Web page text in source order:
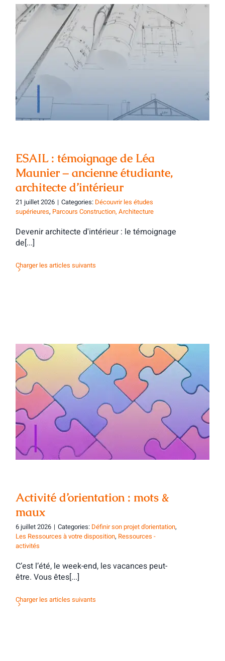
ESAIL : témoignage de Léa Maunier –
ancienne étudiante, architecte
ESAIL : témoignage de Léa
Maunier – ancienne étudiante,
architecte d’intérieur
21 juillet 2026 | Categories: Découvrir les études
supérieures, Parcours Construction, Architecture
Devenir architecte d'intérieur : le témoignage
de[...]
Charger les articles suivants
Activité d’orientation : mots & maux
Activité d’orientation : mots &
maux
6 juillet 2026 | Categories: Définir son projet d'orientation,
Les Ressources à votre disposition, Ressources -
activités
C’est l’été, le week-end, les vacances peut-
être. Vous êtes[...]
Charger les articles suivants